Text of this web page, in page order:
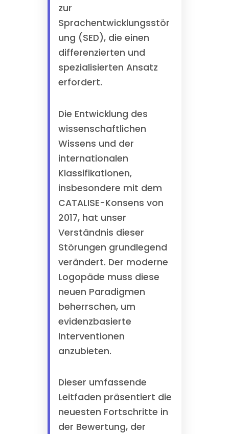
zur
Sprachentwicklungsstör
ung (SED), die einen
differenzierten und
spezialisierten Ansatz
erfordert.
Die Entwicklung des
wissenschaftlichen
Wissens und der
internationalen
Klassifikationen,
insbesondere mit dem
CATALISE-Konsens von
2017, hat unser
Verständnis dieser
Störungen grundlegend
verändert. Der moderne
Logopäde muss diese
neuen Paradigmen
beherrschen, um
evidenzbasierte
Interventionen
anzubieten.
Dieser umfassende
Leitfaden präsentiert die
neuesten Fortschritte in
der Bewertung, der